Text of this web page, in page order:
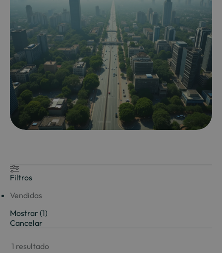
Filtros
Vendidas
Mostrar (1)
Cancelar
1 resultado